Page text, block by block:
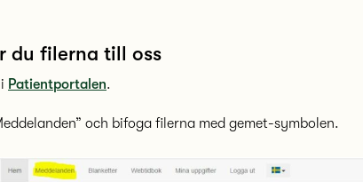
du filerna till oss
Patientportalen.
och bifoga filerna med gemet-symbolen.